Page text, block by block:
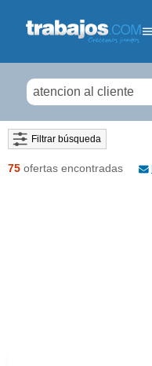
Filtrar búsqueda
75 ofertas encontradas